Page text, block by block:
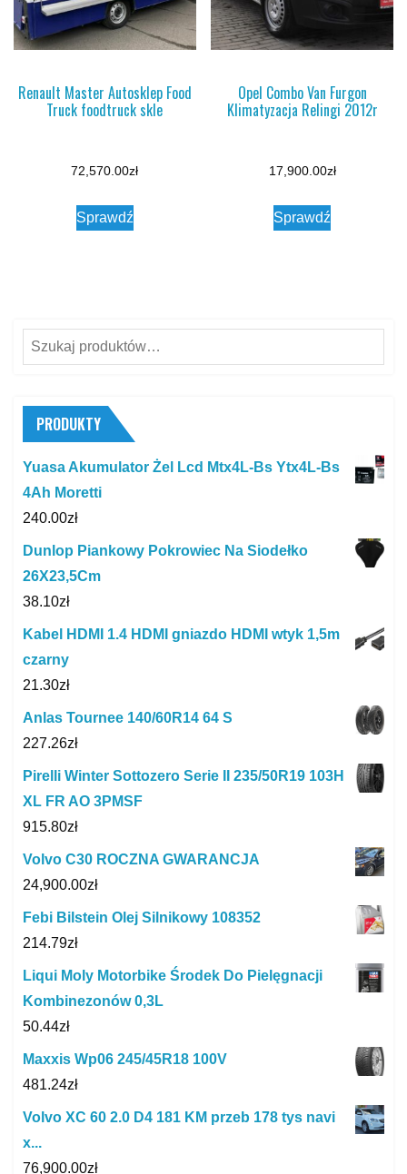
Renault Master Autosklep Food
Truck foodtruck skle
72,570.00zł
Sprawdź
Opel Combo Van Furgon
Klimatyzacja Relingi 2012r
17,900.00zł
Sprawdź
Szukaj:
PRODUKTY
Yuasa Akumulator Żel Lcd Mtx4L-Bs Ytx4L-Bs
4Ah Moretti
240.00zł
Dunlop Piankowy Pokrowiec Na Siodełko
26X23,5Cm
38.10zł
Kabel HDMI 1.4 HDMI gniazdo HDMI wtyk 1,5m
czarny
21.30zł
Anlas Tournee 140/60R14 64 S
227.26zł
Pirelli Winter Sottozero Serie II 235/50R19 103H
XL FR AO 3PMSF
915.80zł
Volvo C30 ROCZNA GWARANCJA
24,900.00zł
Febi Bilstein Olej Silnikowy 108352
214.79zł
Liqui Moly Motorbike Środek Do Pielęgnacji
Kombinezonów 0,3L
50.44zł
Maxxis Wp06 245/45R18 100V
481.24zł
Volvo XC 60 2.0 D4 181 KM przeb 178 tys navi
x...
76,900.00zł